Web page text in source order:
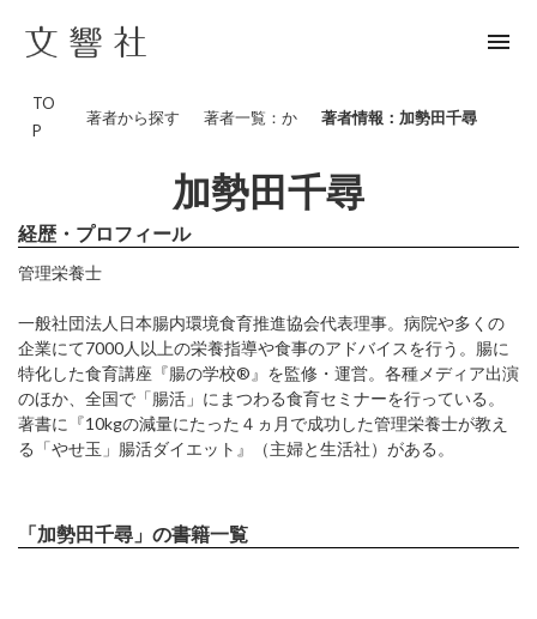
menu
TO
P
著者から探す 著者一覧：か 著者情報：加勢田千尋
加勢田千尋
経歴・プロフィール
管理栄養士
一般社団法人日本腸内環境食育推進協会代表理事。病院や多くの
企業にて7000人以上の栄養指導や食事のアドバイスを行う。腸に
特化した食育講座『腸の学校®』を監修・運営。各種メディア出演
のほか、全国で「腸活」にまつわる食育セミナーを行っている。
著書に『10kgの減量にたった４ヵ月で成功した管理栄養士が教え
る「やせ玉」腸活ダイエット』（主婦と生活社）がある。
「加勢田千尋」の書籍一覧